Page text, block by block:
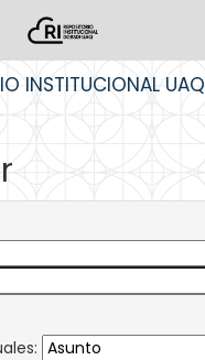
INSTITUCIONAL UAQ